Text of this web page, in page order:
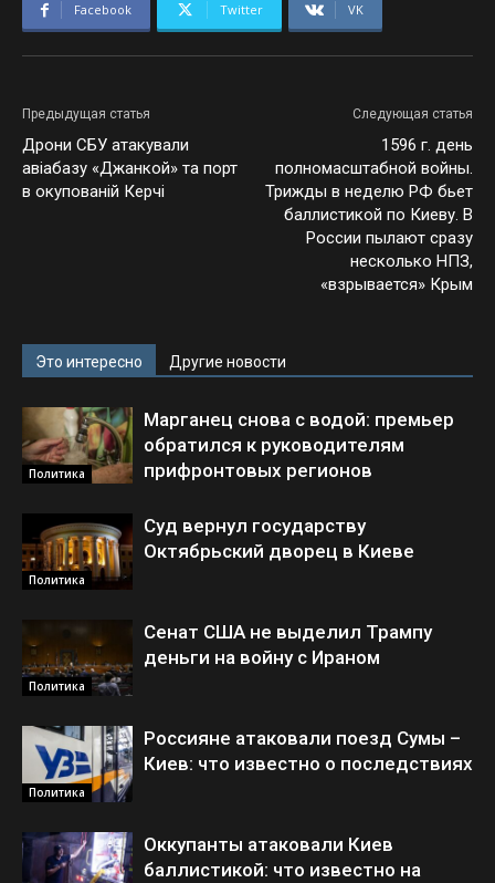
Facebook Twitter VK
Предыдущая статья
Дрони СБУ атакували
авіабазу «Джанкой» та порт
в окупованій Керчі
Следующая статья
1596 г. день
полномасштабной войны.
Трижды в неделю РФ бьет
баллистикой по Киеву. В
России пылают сразу
несколько НПЗ,
«взрывается» Крым
Это интересно Другие новости
Политика
Марганец снова с водой: премьер
обратился к руководителям
прифронтовых регионов
Политика
Суд вернул государству
Октябрьский дворец в Киеве
Политика
Сенат США не выделил Трампу
деньги на войну с Ираном
Политика
Россияне атаковали поезд Сумы –
Киев: что известно о последствиях
Оккупанты атаковали Киев
баллистикой: что известно на